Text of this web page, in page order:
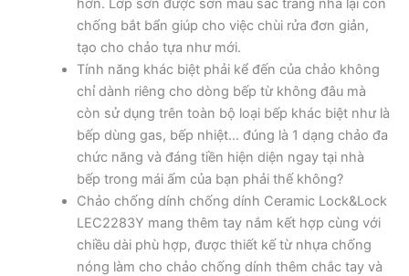
hơn. Lớp sơn được sơn màu sắc trang nhã lại còn
chống bắt bẩn giúp cho việc chùi rửa đơn giản,
tạo cho chảo tựa như mới.
Tính năng khác biệt phải kể đến của chảo không
chỉ dành riêng cho dòng bếp từ không đâu mà
còn sử dụng trên toàn bộ loại bếp khác biệt như là
bếp dùng gas, bếp nhiệt… đúng là 1 dạng chảo đa
chức năng và đáng tiền hiện diện ngay tại nhà
bếp trong mái ấm của bạn phải thế không?
Chảo chống dính chống dính Ceramic Lock&Lock
LEC2283Y mang thêm tay nắm kết hợp cùng với
chiều dài phù hợp, được thiết kế từ nhựa chống
nóng làm cho chảo chống dính thêm chắc tay và